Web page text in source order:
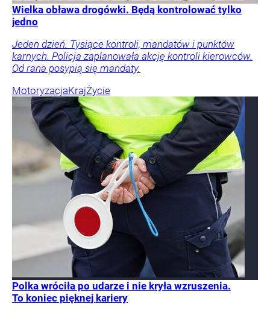
Wielka obława drogówki. Będą kontrolować tylko
jedno
Jeden dzień. Tysiące kontroli, mandatów i punktów
karnych. Policja zaplanowała akcję kontroli kierowców.
Od rana posypią się mandaty.
MotoryzacjaKrajŻycie
Polka wróciła po udarze i nie kryła wzruszenia.
To koniec pięknej kariery